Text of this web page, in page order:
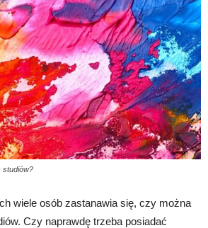
studiów?
wiele osób zastanawia się, czy można
Czy naprawdę trzeba posiadać